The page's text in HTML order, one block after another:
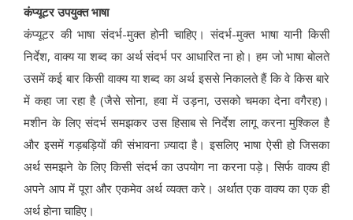
कंप्यूटर उपयुक्त भाषा
कंप्यूटर की भाषा संदर्भ-मुक्त होनी चाहिए। संदर्भ-मुक्त भाषा यानी किसी
निर्देश, वाक्य या शब्द का अर्थ संदर्भ पर आधारित ना हो। हम जो भाषा बोलते
उसमें कई बार किसी वाक्य या शब्द का अर्थ इससे निकालते हैं कि वे किस बारे
में कहा जा रहा है (जैसे सोना, हवा में उड़ना, उसको चमका देना वगैरह)।
मशीन के लिए संदर्भ समझकर उस हिसाब से निर्देश लागू करना मुश्किल है
और इसमें गड़बड़ियों की संभावना ज़्यादा है। इसलिए भाषा ऐसी हो जिसका
अर्थ समझने के लिए किसी संदर्भ का उपयोग ना करना पड़े। सिर्फ वाक्य ही
अपने आप में पूरा और एकमेव अर्थ व्यक्त करे। अर्थात एक वाक्य का एक ही
अर्थ होना चाहिए।